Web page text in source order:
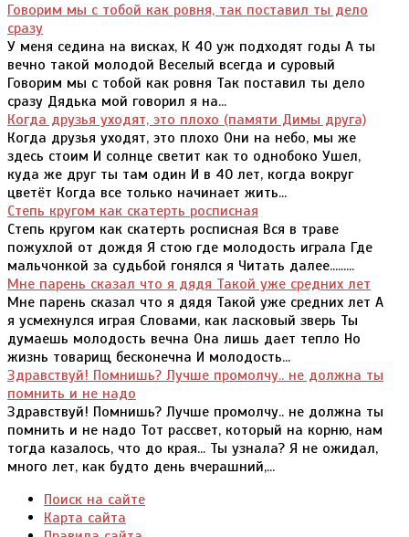
Говорим мы с тобой как ровня, так поставил ты дело
сразу
У меня седина на висках, К 40 уж подходят годы А ты
вечно такой молодой Веселый всегда и суровый
Говорим мы с тобой как ровня Так поставил ты дело
сразу Дядька мой говорил я на...
Когда друзья уходят, это плохо (памяти Димы друга)
Когда друзья уходят, это плохо Они на небо, мы же
здесь стоим И солнце светит как то однобоко Ушел,
куда же друг ты там один И в 40 лет, когда вокруг
цветёт Когда все только начинает жить...
Степь кругом как скатерть росписная
Степь кругом как скатерть росписная Вся в траве
пожухлой от дождя Я стою где молодость играла Где
мальчонкой за судьбой гонялся я Читать далее.........
Мне парень сказал что я дядя Такой уже средних лет
Мне парень сказал что я дядя Такой уже средних лет А
я усмехнулся играя Словами, как ласковый зверь Ты
думаешь молодость вечна Она лишь дает тепло Но
жизнь товарищ бесконечна И молодость...
Здравствуй! Помнишь? Лучше промолчу.. не должна ты
помнить и не надо
Здравствуй! Помнишь? Лучше промолчу.. не должна ты
помнить и не надо Тот рассвет, который на корню, нам
тогда казалось, что до края... Ты узнала? Я не ожидал,
много лет, как будто день вчерашний,...
Поиск на сайте
Карта сайта